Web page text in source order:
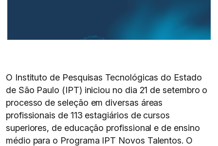
O Instituto de Pesquisas Tecnológicas do Estado
de São Paulo (IPT) iniciou no dia 21 de setembro o
processo de seleção em diversas áreas
profissionais de 113 estagiários de cursos
superiores, de educação profissional e de ensino
médio para o Programa IPT Novos Talentos. O